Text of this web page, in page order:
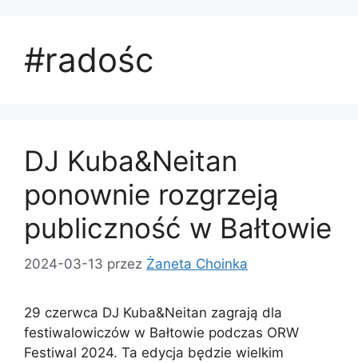
#radośc
DJ Kuba&Neitan
ponownie rozgrzeją
publiczność w Bałtowie
2024-03-13 przez Żaneta Choinka
29 czerwca DJ Kuba&Neitan zagrają dla
festiwalowiczów w Bałtowie podczas ORW
Festiwal 2024. Ta edycja będzie wielkim